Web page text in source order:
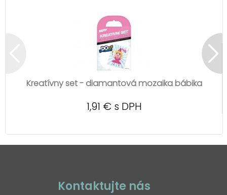
Kreatívny set - diamantová mozaika bábika
1,91 € s DPH
Kontaktujte nás